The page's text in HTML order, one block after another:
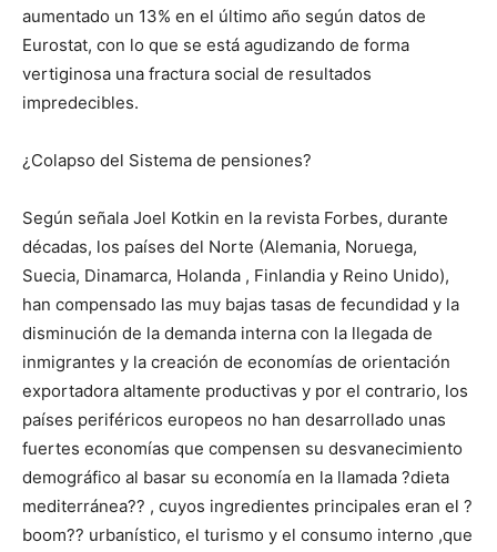
aumentado un 13% en el último año según datos de
Eurostat, con lo que se está agudizando de forma
vertiginosa una fractura social de resultados
impredecibles.
¿Colapso del Sistema de pensiones?
Según señala Joel Kotkin en la revista Forbes, durante
décadas, los países del Norte (Alemania, Noruega,
Suecia, Dinamarca, Holanda , Finlandia y Reino Unido),
han compensado las muy bajas tasas de fecundidad y la
disminución de la demanda interna con la llegada de
inmigrantes y la creación de economías de orientación
exportadora altamente productivas y por el contrario, los
países periféricos europeos no han desarrollado unas
fuertes economías que compensen su desvanecimiento
demográfico al basar su economía en la llamada ?dieta
mediterránea?? , cuyos ingredientes principales eran el ?
boom?? urbanístico, el turismo y el consumo interno ,que